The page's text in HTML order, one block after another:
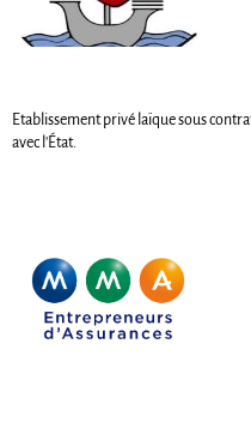
Etablissement privé laïque sous
avec l'État.